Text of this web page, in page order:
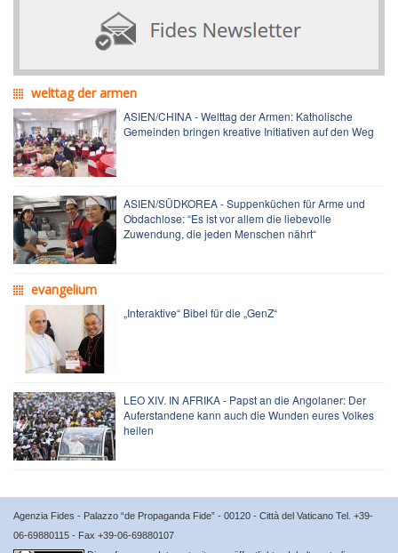
welttag der armen
ASIEN/CHINA - Welttag der Armen: Katholische
Gemeinden bringen kreative Initiativen auf den Weg
ASIEN/SÜDKOREA - Suppenküchen für Arme und
Obdachlose: “Es ist vor allem die liebevolle
Zuwendung, die jeden Menschen nährt“
evangelium
„Interaktive“ Bibel für die „GenZ“
LEO XIV. IN AFRIKA - Papst an die Angolaner: Der
Auferstandene kann auch die Wunden eures Volkes
heilen
Agenzia Fides - Palazzo “de Propaganda Fide” - 00120 - Città del Vaticano Tel. +39-
06-69880115 - Fax +39-06-69880107